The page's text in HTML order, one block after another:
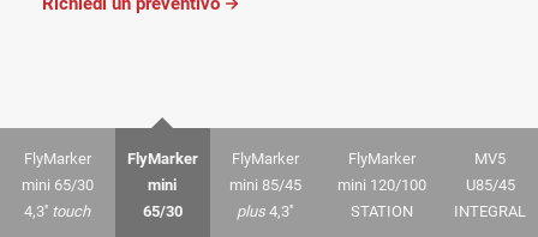
FlyMarker
mini 65/30
4,3'' touch
FlyMarker
mini
65/30
FlyMarker
mini 85/45
plus4,3''
FlyMarker
mini 120/100
STATION
MV5
U85/45
INTEGRAL